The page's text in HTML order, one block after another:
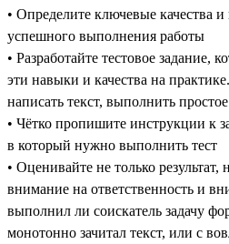
• Определите ключевые качества
успешного выполнения работы
• Разработайте тестовое задание,
эти навыки и качества на
написать текст, выполнить
• Чётко пропишите инструкции к
в который нужно выполнить тест
• Оценивайте не только
внимание на ответственность и
выполнил ли соискатель задачу
монотонно зачитал текст, или с